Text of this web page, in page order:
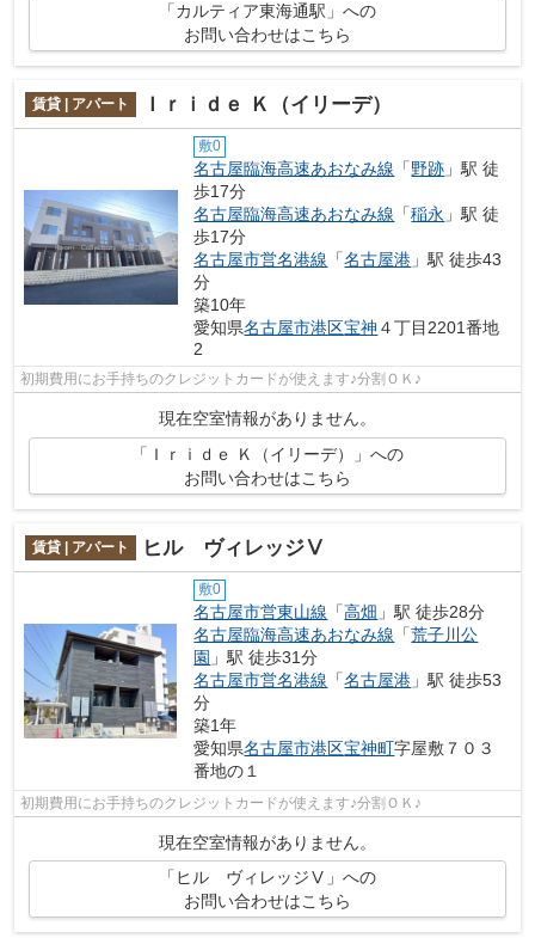
「カルティア東海通駅」への
お問い合わせはこちら
賃貸 | アパート Ｉｒｉｄｅ Ｋ（イリーデ）
敷0
名古屋臨海高速あおなみ線 「野跡 」駅 徒
歩17分
名古屋臨海高速あおなみ線 「稲永 」駅 徒
歩17分
名古屋市営名港線 「名古屋港 」駅 徒歩43
分
築10年
愛知県名古屋市港区宝神 ４丁目2201番地
2
初期費用にお手持ちのクレジットカードが使えます♪分割ＯＫ♪
現在空室情報がありません。
「Ｉｒｉｄｅ Ｋ（イリーデ）」への
お問い合わせはこちら
賃貸 | アパート ヒル ヴィレッジⅤ
敷0
名古屋市営東山線 「高畑 」駅 徒歩28分
名古屋臨海高速あおなみ線 「荒子川公
園 」駅 徒歩31分
名古屋市営名港線 「名古屋港 」駅 徒歩53
分
築1年
愛知県名古屋市港区宝神町字屋敷７０３
番地の１
初期費用にお手持ちのクレジットカードが使えます♪分割ＯＫ♪
現在空室情報がありません。
「ヒル ヴィレッジⅤ」への
お問い合わせはこちら